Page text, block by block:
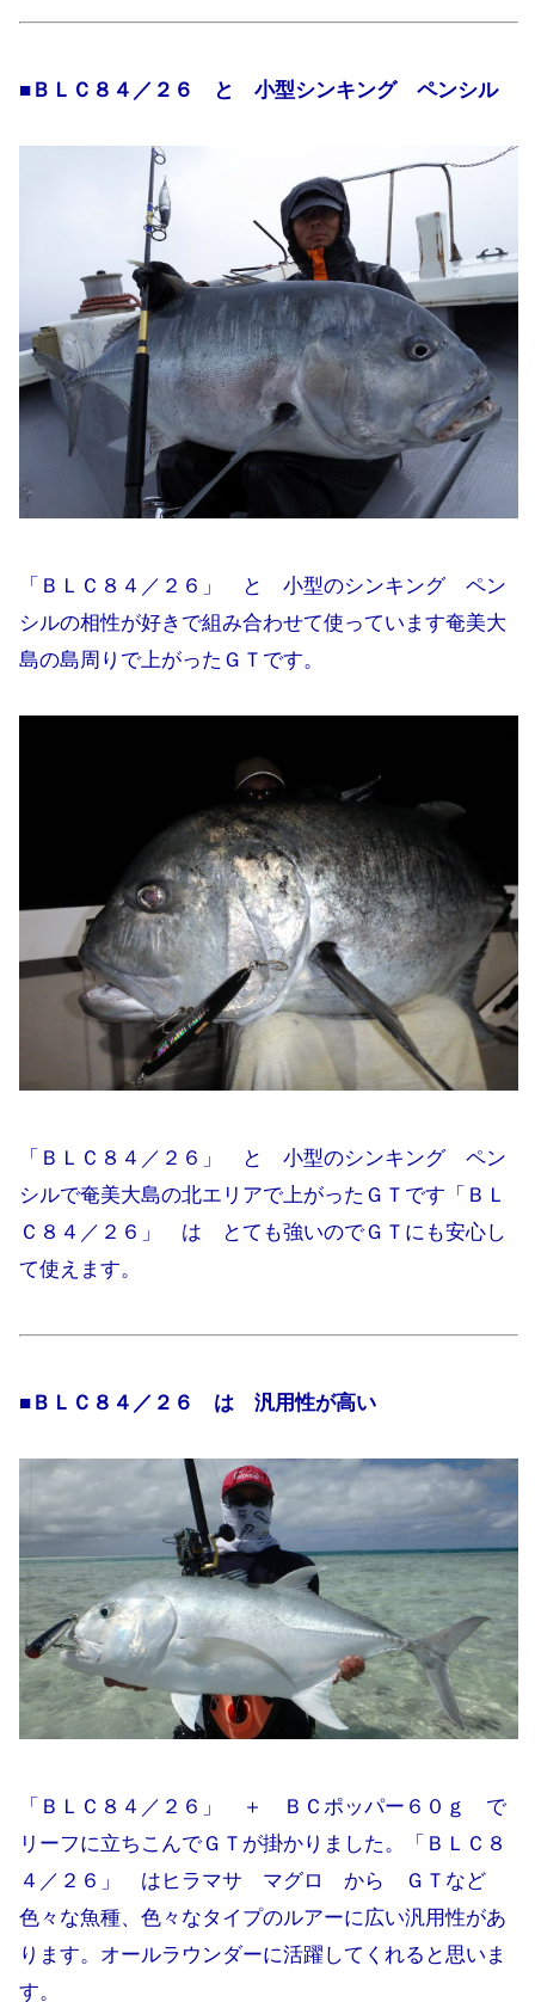
■ＢＬＣ８４／２６ と 小型シンキング ペンシル
「ＢＬＣ８４／２６」 と 小型のシンキング ペン
シルの相性が好きで組み合わせて使っています奄美大
島の島周りで上がったＧＴです。
「ＢＬＣ８４／２６」 と 小型のシンキング ペン
シルで奄美大島の北エリアで上がったＧＴです「ＢＬ
Ｃ８４／２６」 は とても強いのでＧＴにも安心し
て使えます。
■ＢＬＣ８４／２６ は 汎用性が高い
「ＢＬＣ８４／２６」 ＋ ＢＣポッパー６０ｇ で
リーフに立ちこんでＧＴが掛かりました。「ＢＬＣ８
４／２６」 はヒラマサ マグロ から ＧＴなど
色々な魚種、色々なタイプのルアーに広い汎用性があ
ります。オールラウンダーに活躍してくれると思いま
す。